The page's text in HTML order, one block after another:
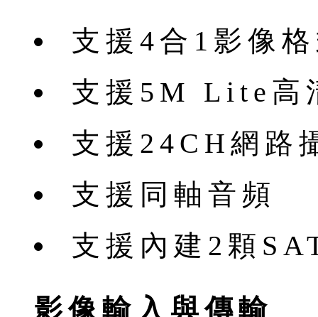
支援4合1影像
支援5M Lite高
支援24CH網路
支援同軸音頻
支援內建2顆
影像輸入與傳輸